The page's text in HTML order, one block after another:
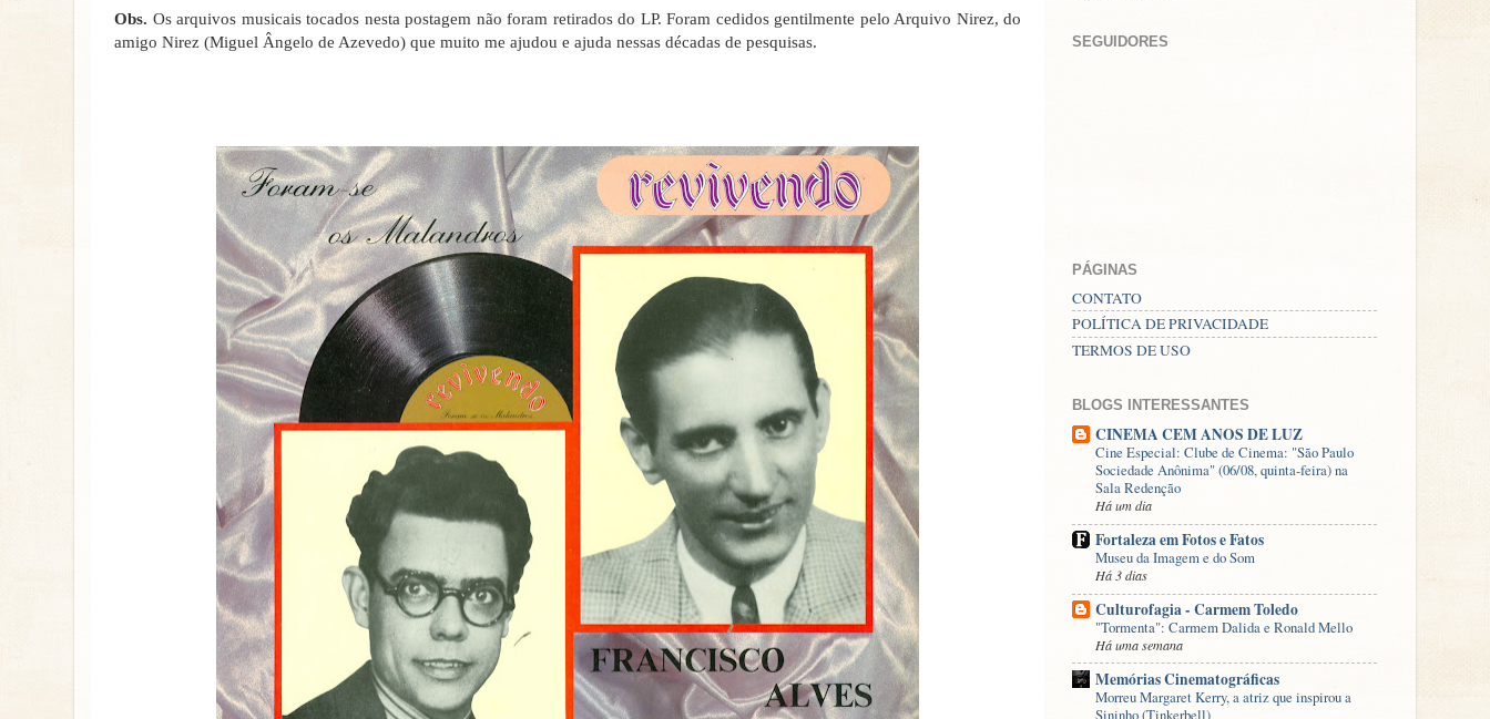
Obs. Os arquivos musicais tocados nesta postagem não foram retirados do LP. Foram cedidos gentilmente pelo Arquivo Nirez, do
amigo Nirez (Miguel Ângelo de Azevedo) que muito me ajudou e ajuda nessas décadas de pesquisas.
SEGUIDORES
PÁGINAS
CONTATO
POLÍTICA DE PRIVACIDADE
TERMOS DE USO
BLOGS INTERESSANTES
CINEMA CEM ANOS DE LUZ
Cine Especial: Clube de Cinema: "São Paulo
Sociedade Anônima" (06/08, quinta-feira) na
Sala Redenção
Há um dia
Fortaleza em Fotos e Fatos
Museu da Imagem e do Som
Há 3 dias
Culturofagia - Carmem Toledo
"Tormenta": Carmem Dalida e Ronald Mello
Há uma semana
Memórias Cinematográficas
Morreu Margaret Kerry, a atriz que inspirou a
Sininho (Tinkerbell)